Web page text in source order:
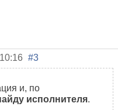
#3
и, по
исполнителя.